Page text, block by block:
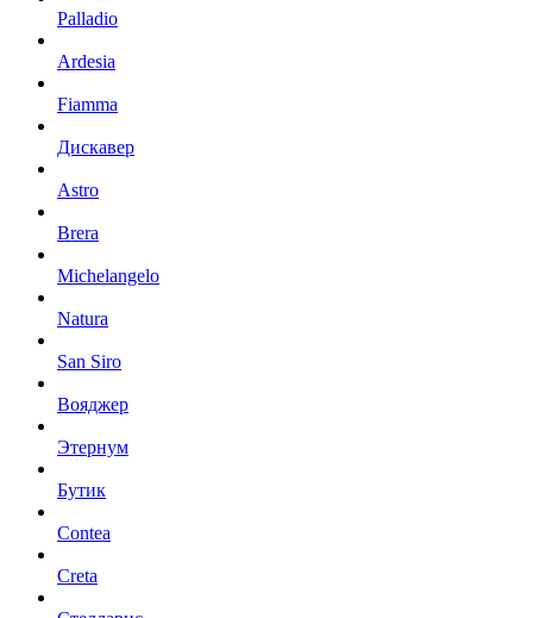
Palladio
Ardesia
Fiamma
Дискавер
Astro
Brera
Michelangelo
Natura
San Siro
Вояджер
Этернум
Бутик
Contea
Creta